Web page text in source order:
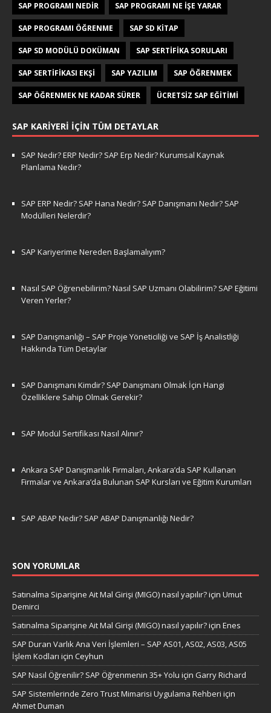
SAP PROGRAMI NEDIR SAP PROGRAMI NE IŞE YARAR
SAP PROGRAMI ÖĞRENME SAP SD KITAP
SAP SD MODÜLÜ DOKÜMAN SAP SERTIFIKA SORULARI
SAP SERTIFIKASI EKŞI SAP YAZILIM SAP ÖĞRENMEK
SAP ÖĞRENMEK NE KADAR SÜRER ÜCRETSIZ SAP EĞITIMI
SAP KARIYERI İÇIN TÜM DETAYLAR
SAP Nedir? ERP Nedir? SAP Erp Nedir? Kurumsal Kaynak
Planlama Nedir?
SAP ERP Nedir? SAP Hana Nedir? SAP Danışmanı Nedir? SAP
Modülleri Nelerdir?
SAP Kariyerime Nereden Başlamalıyım?
Nasıl SAP Öğrenebilirim? Nasıl SAP Uzmanı Olabilirim? SAP Eğitimi
Veren Yerler?
SAP Danışmanlığı – SAP Proje Yöneticiliği ve SAP İş Analistliği
Hakkında Tüm Detaylar
SAP Danışmanı Kimdir? SAP Danışmanı Olmak İçin Hangi
Özelliklere Sahip Olmak Gerekir?
SAP Modül Sertifikası Nasıl Alınır?
Ankara SAP Danışmanlık Firmaları, Ankara’da SAP Kullanan
Firmalar ve Ankara’da Bulunan SAP Kursları ve Eğitim Kurumları
SAP ABAP Nedir? SAP ABAP Danışmanlığı Nedir?
SON YORUMLAR
Satınalma Siparişine Ait Mal Girişi (MIGO) nasıl yapılır?için Umut
Demirci
Satınalma Siparişine Ait Mal Girişi (MIGO) nasıl yapılır?için Enes
SAP Duran Varlık Ana Veri İşlemleri – SAP AS01, AS02, AS03, AS05
İşlem Kodları için Ceyhun
SAP Nasıl Öğrenilir? SAP Öğrenmenin 35+ Yolu için Garry Richard
SAP Sistemlerinde Zero Trust Mimarisi Uygulama Rehberi için
Ahmet Duman